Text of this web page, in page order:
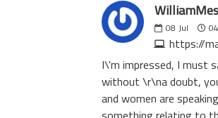
08 Jul
https://
I\'m impressed, I must
without \r\na doubt,
and women are